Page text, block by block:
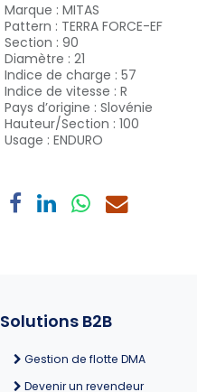
Marque : MITAS
Pattern : TERRA FORCE-EF
Section : 90
Diamètre : 21
Indice de charge : 57
Indice de vitesse : R
Pays d’origine : Slovénie
Hauteur/Section : 100
Usage : ENDURO
Solutions B2B
Gestion de flotte DMA
Devenir un revendeur